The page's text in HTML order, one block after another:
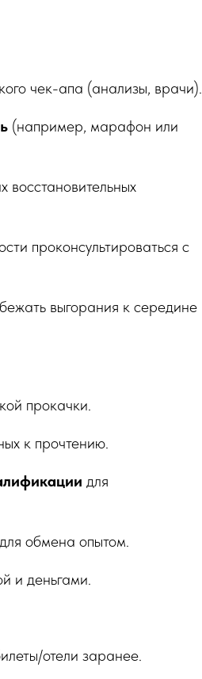
чек-апа (анализы, врачи).
(например, марафон или
восстановительных
проконсультироваться с
выгорания к середине
прокачки.
к прочтению.
для
для обмена опытом.
и деньгами.
отели заранее.